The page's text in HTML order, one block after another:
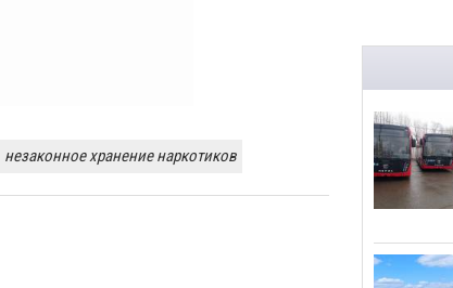
незаконное хранение наркотиков